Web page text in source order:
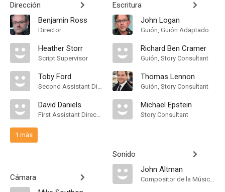
Dirección
Benjamin Ross
Director
Heather Storr
Script Supervisor
Toby Ford
Second Assistant Director
David Daniels
First Assistant Director
1 más
Cámara
Escritura
John Logan
Guión, Guión Adaptado
Richard Ben Cramer
Guión, Story Consultant
Thomas Lennon
Guión, Story Consultant
Michael Epstein
Story Consultant
Sonido
John Altman
Compositor de la Música Original